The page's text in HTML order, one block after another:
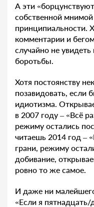
А эти
собственной
принципиальности.
комментарии и
случайно не
боротьбы.
Хотя постоянству
позавидовать, если
идиотизма.
в 2007 году – «Всё
режиму остались
читаешь 2014 год –
грани, режиму
добивание,
ровно то же самое.
И даже ни
«Если я